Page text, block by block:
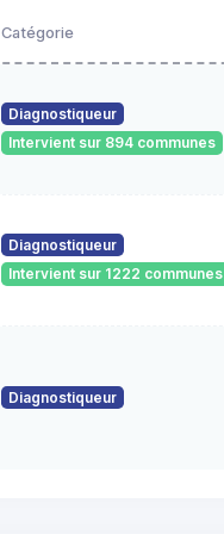
Catégorie
Diagnostiqueur
Intervient sur 894 communes
Diagnostiqueur
Intervient sur 1222 communes
Diagnostiqueur